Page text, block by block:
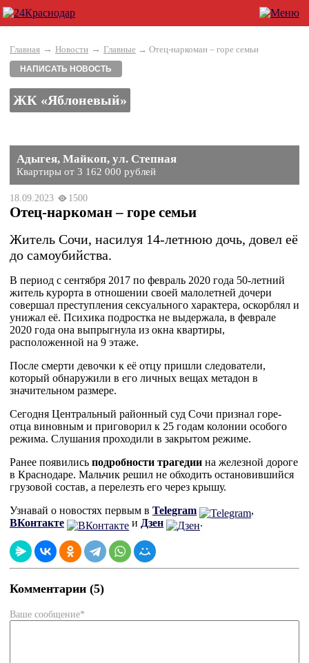
Главная → Новости → Главные → Отец-наркоман – горе семьи
НАПИСАТЬ НОВОСТЬ
ЖК «Яблоневый»
Адыгея, Майкоп, ул. Степная
Квартиры от 3 162 000 рублей
18.09.2023 1500
Отец-наркоман – горе семьи
Житель Сочи, насилуя 14-летнюю дочь, довел её
до самоубийства.
В период с сентября 2017 по февраль 2020 года 50-летний
житель курорта в отношении своей малолетней дочери
совершал преступления сексуального характера, оскорблял и
унижал её. Психика подростка не выдержала, в феврале
2020 года она выпрыгнула из окна квартиры,
расположенной на 9 этаже.
После смерти девочки к её отцу пришли следователи,
который обнаружили в его личных вещах метадон в
значительном размере.
Сегодня Центральный районный суд Сочи признал горе-
отца виновным и приговорил к 25 годам колонии особого
режима. Слушания проходили в закрытом режиме.
Ранее появились подробности трагедии на железной дороге
в Краснодаре. Мальчик решил не обходить остановившийся
грузовой состав, а перелезть его через крышу.
Узнавай о новостях первым в Telegram
,
ВКонтакте
и Дзен .
Комментарии (5)
Ваше сообщение*